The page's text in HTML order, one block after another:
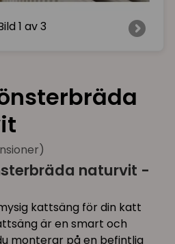
1 av 3
naturvit -
kattsäng för din katt
är en smart och
monterar på en befintlig